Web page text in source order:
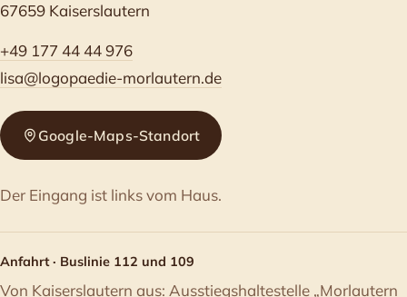
67659 Kaiserslautern
+49 177 44 44 976
lisa@logopaedie-morlautern.de
Google-Maps-Standort
Der Eingang ist links vom Haus.
Anfahrt · Buslinie 112 und 109
Von Kaiserslautern aus: Ausstiegshaltestelle „Morlautern